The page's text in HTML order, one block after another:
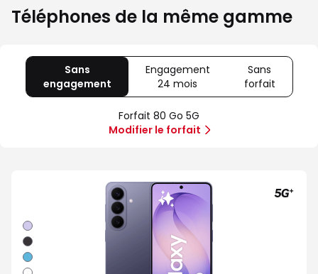
Téléphones de la même gamme
Sans
engagement
80
Go
5G
Engagement
24 mois
Offre
spéciale
Illimité
Sans
forfait
Sans
Forfait 80 Go 5G
Modifier le forfait
Violet
Noir
Bleu
Blanc